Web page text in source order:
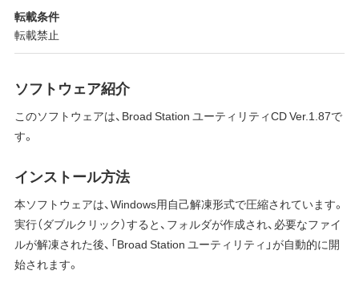
転載条件
転載禁止
ソフトウェア紹介
このソフトウェアは、Broad Station ユーティリティCD Ver.1.87で
す。
インストール方法
本ソフトウェアは、Windows用自己解凍形式で圧縮されています。
実行（ダブルクリック）すると、フォルダが作成され、必要なファイ
ルが解凍された後、「Broad Station ユーティリティ」が自動的に開
始されます。